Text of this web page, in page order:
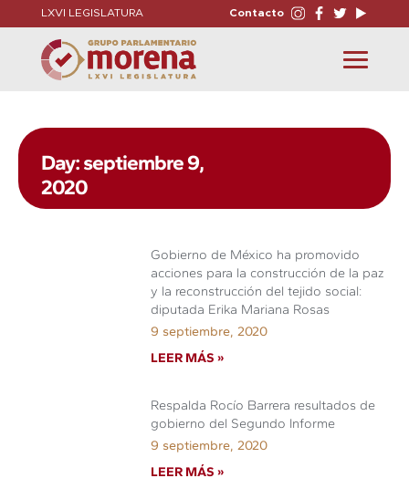
LXVI LEGISLATURA Contacto
Toggle
navigation
Day: septiembre 9,
2020
Gobierno de México ha promovido
acciones para la construcción de la paz
y la reconstrucción del tejido social:
diputada Erika Mariana Rosas
9 septiembre, 2020
LEER MÁS »
Respalda Rocío Barrera resultados de
gobierno del Segundo Informe
9 septiembre, 2020
LEER MÁS »